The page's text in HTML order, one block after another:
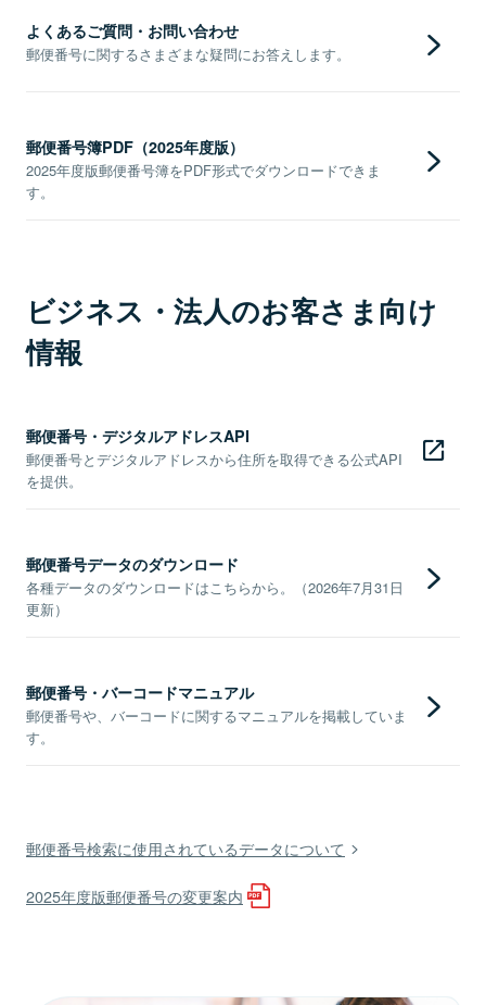
よくあるご質問・お問い合わせ
郵便番号に関するさまざまな疑問にお答えします。
郵便番号簿PDF（2025年度版）
2025年度版郵便番号簿をPDF形式でダウンロードできま
す。
ビジネス・法人のお客さま向け
情報
郵便番号・デジタルアドレスAPI
郵便番号とデジタルアドレスから住所を取得できる公式API
を提供。
郵便番号データのダウンロード
各種データのダウンロードはこちらから。（2026年7月31日
更新）
郵便番号・バーコードマニュアル
郵便番号や、バーコードに関するマニュアルを掲載していま
す。
郵便番号検索に使用されているデータについて
2025年度版郵便番号の変更案内